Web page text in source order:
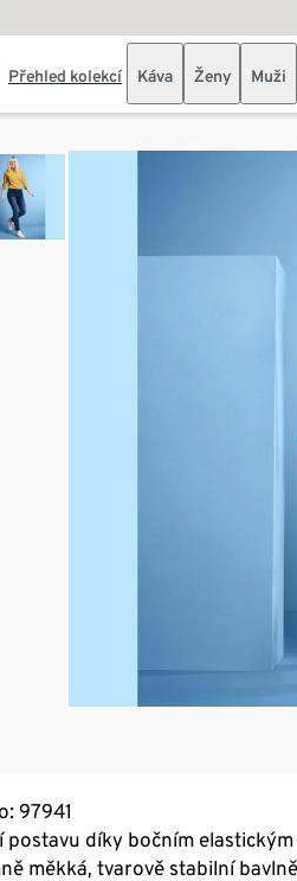
Přehled kolekcí Káva Ženy Muži
97941
postavu díky bočním
měkká, tvarově stabilní